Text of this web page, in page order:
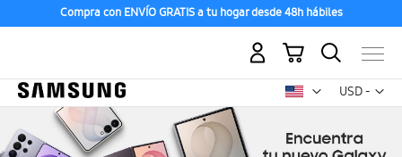
Compra con ENVÍO GRATIS a tu hogar desde 48h hábiles
USD -
dólar
Mi carrito